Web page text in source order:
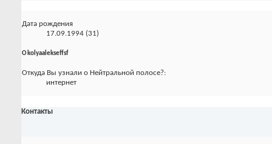
Дата рождения
17.09.1994 (31)
О kolyaalekseffsf
Откуда Вы узнали о Нейтральной полосе?:
интернет
Контакты